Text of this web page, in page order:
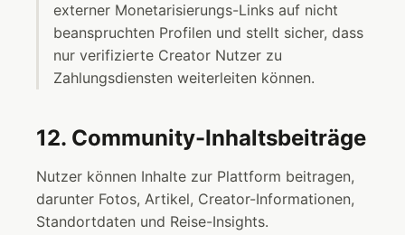
externer Monetarisierungs-Links auf nicht
beanspruchten Profilen und stellt sicher, dass
nur verifizierte Creator Nutzer zu
Zahlungsdiensten weiterleiten können.
12. Community-Inhaltsbeiträge
Nutzer können Inhalte zur Plattform beitragen,
darunter Fotos, Artikel, Creator-Informationen,
Standortdaten und Reise-Insights.